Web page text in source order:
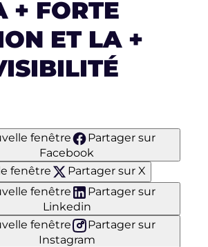
+ FORTE
ET LA +
fenêtre
Partager sur
Facebook
fenêtre
Partager sur X
fenêtre
Partager sur
Linkedin
fenêtre
Partager sur
Instagram